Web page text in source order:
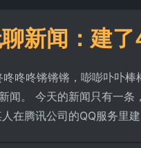
新闻：建
咚咚锵锵锵，嘭嘭卟卟
闻。 今天的新闻只有一
在腾讯公司的QQ服务里